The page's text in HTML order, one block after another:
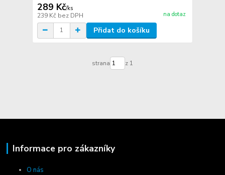
289 Kč/ks
239 Kč bez DPH na dotaz
Přidat do košíku
strana z 1
Informace pro zákazníky
O nás